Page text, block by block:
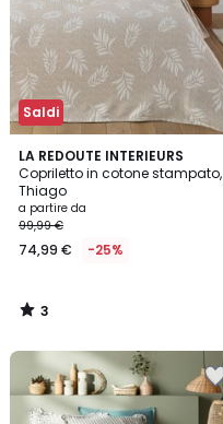
Saldi
LA REDOUTE INTERIEURS
Copriletto in cotone stampato,
Thiago
a partire da
99,99 €
74,99 € -25%
3
/
5
3
/